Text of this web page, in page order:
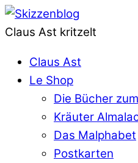
Claus Ast kritzelt
Claus Ast
Le Shop
Die Bücher
Kräuter
Das Malphabet
Postkarten